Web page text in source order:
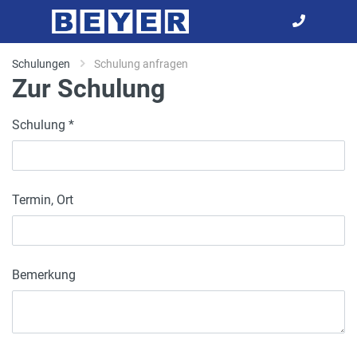
Schulungen Schulung anfragen
Zur Schulung
Schulung *
Termin, Ort
Bemerkung